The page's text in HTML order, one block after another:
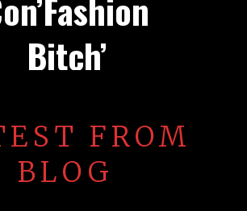
Bitch’
FROM
BLOG